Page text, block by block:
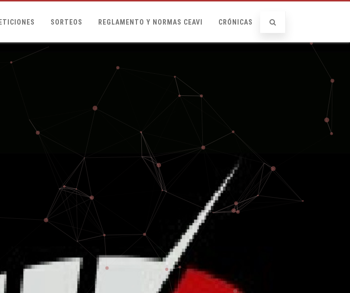
SORTEOS REGLAMENTO Y NORMAS CEAVI CRÓNICAS